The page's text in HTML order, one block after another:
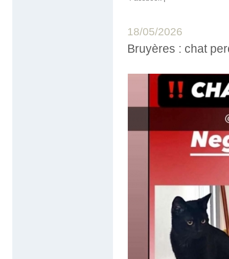
18/05/2026
Bruyères : chat